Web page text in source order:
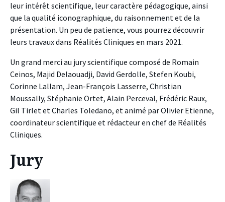
leur intérêt scientifique, leur caractère pédagogique, ainsi
que la qualité iconographique, du raisonnement et de la
présentation. Un peu de patience, vous pourrez découvrir
leurs travaux dans Réalités Cliniques en mars 2021.
Un grand merci au jury scientifique composé de Romain
Ceinos, Majid Delaouadji, David Gerdolle, Stefen Koubi,
Corinne Lallam, Jean-François Lasserre, Christian
Moussally, Stéphanie Ortet, Alain Perceval, Frédéric Raux,
Gil Tirlet et Charles Toledano, et animé par Olivier Etienne,
coordinateur scientifique et rédacteur en chef de Réalités
Cliniques.
Jury